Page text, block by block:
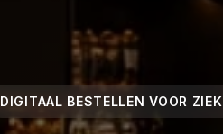
DIGITAAL BESTELLEN VOOR